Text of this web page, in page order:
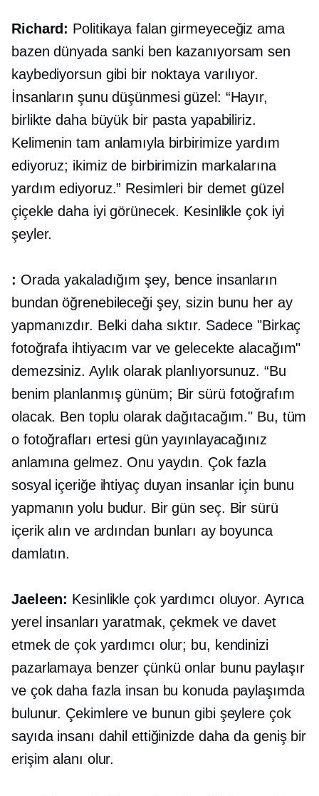
Richard: Politikaya falan girmeyeceğiz ama
bazen dünyada sanki ben kazanıyorsam sen
kaybediyorsun gibi bir noktaya varılıyor.
İnsanların şunu düşünmesi güzel: “Hayır,
birlikte daha büyük bir pasta yapabiliriz.
Kelimenin tam anlamıyla birbirimize yardım
ediyoruz; ikimiz de birbirimizin markalarına
yardım ediyoruz.” Resimleri bir demet güzel
çiçekle daha iyi görünecek. Kesinlikle çok iyi
şeyler.
: Orada yakaladığım şey, bence insanların
bundan öğrenebileceği şey, sizin bunu her ay
yapmanızdır. Belki daha sıktır. Sadece "Birkaç
fotoğrafa ihtiyacım var ve gelecekte alacağım"
demezsiniz. Aylık olarak planlıyorsunuz. “Bu
benim planlanmış günüm; Bir sürü fotoğrafım
olacak. Ben toplu olarak dağıtacağım." Bu, tüm
o fotoğrafları ertesi gün yayınlayacağınız
anlamına gelmez. Onu yaydın. Çok fazla
sosyal içeriğe ihtiyaç duyan insanlar için bunu
yapmanın yolu budur. Bir gün seç. Bir sürü
içerik alın ve ardından bunları ay boyunca
damlatın.
Jaeleen: Kesinlikle çok yardımcı oluyor. Ayrıca
yerel insanları yaratmak, çekmek ve davet
etmek de çok yardımcı olur; bu, kendinizi
pazarlamaya benzer çünkü onlar bunu paylaşır
ve çok daha fazla insan bu konuda paylaşımda
bulunur. Çekimlere ve bunun gibi şeylere çok
sayıda insanı dahil ettiğinizde daha da geniş bir
erişim alanı olur.